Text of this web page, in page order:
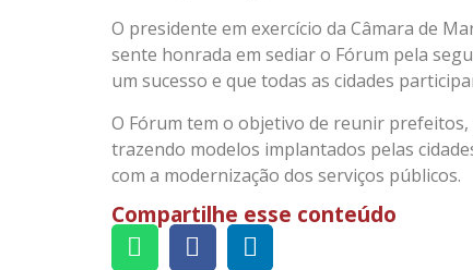
O presidente em exercício da Câmara de
sente honrada em sediar o Fórum pela
um sucesso e que todas as cidades
O Fórum tem o objetivo de reunir
trazendo modelos implantados pelas
com a modernização dos serviços públicos.
Compartilhe esse conteúdo